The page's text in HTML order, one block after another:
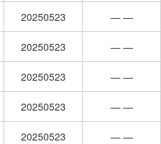
20250523 — —
20250523 — —
20250523 — —
20250523 — —
20250523 — —